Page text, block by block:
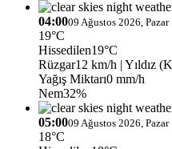
04:0009 Ağustos 2026, Pazar
19°C
Hissedilen19°C
Rüzgar12 km/h | Yıldız
Yağış Miktarı0 mm/h
Nem32%
05:0009 Ağustos 2026, Pazar
18°C